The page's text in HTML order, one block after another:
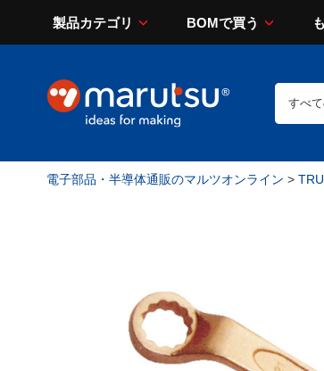
製品カテゴリ BOMで買う
電子部品・半導体通販のマルツオンライン >